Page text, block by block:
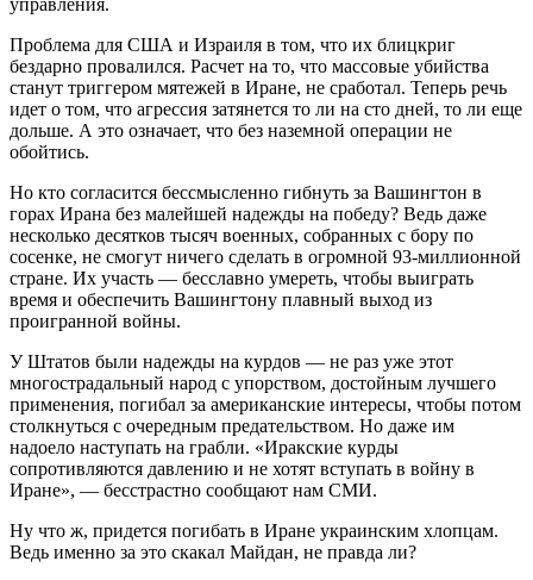
Проблема для США и Израиля в том, что их блицкриг
бездарно провалился. Расчет на то, что массовые убийства
станут триггером мятежей в Иране, не сработал. Теперь речь
идет о том, что агрессия затянется то ли на сто дней, то ли еще
дольше. А это означает, что без наземной операции не
обойтись.
Но кто согласится бессмысленно гибнуть за Вашингтон в
горах Ирана без малейшей надежды на победу? Ведь даже
несколько десятков тысяч военных, собранных с бору по
сосенке, не смогут ничего сделать в огромной 93-миллионной
стране. Их участь — бесславно умереть, чтобы выиграть
время и обеспечить Вашингтону плавный выход из
проигранной войны.
У Штатов были надежды на курдов — не раз уже этот
многострадальный народ с упорством, достойным лучшего
применения, погибал за американские интересы, чтобы потом
столкнуться с очередным предательством. Но даже им
надоело наступать на грабли. «Иракские курды
сопротивляются давлению и не хотят вступать в войну в
Иране», — бесстрастно сообщают нам СМИ.
Ну что ж, придется погибать в Иране украинским хлопцам.
Ведь именно за это скакал Майдан, не правда ли?